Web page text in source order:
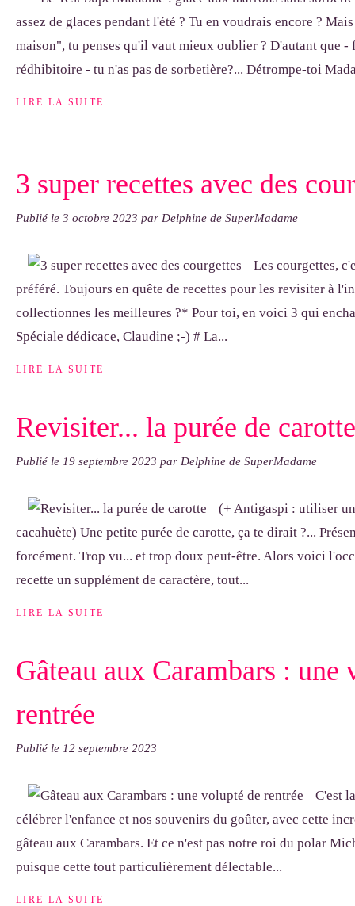
assez de glaces pendant l'été ? Tu en voudrais encore ?
maison", tu penses qu'il vaut mieux oublier ? D'autant que -
rédhibitoire - tu n'as pas de sorbetière?... Détrompe-toi
LIRE LA SUITE
3 super recettes avec des
Publié le 3 octobre 2023 par Delphine de SuperMadame
Les courgettes,
préféré. Toujours en quête de recettes pour les revisiter à
collectionnes les meilleures ?* Pour toi, en voici 3 qui
Spéciale dédicace, Claudine ;-) # La...
LIRE LA SUITE
Revisiter... la purée de carotte
Publié le 19 septembre 2023 par Delphine de SuperMadame
(+ Antigaspi : utiliser
cacahuète) Une petite purée de carotte, ça te dirait ?...
forcément. Trop vu... et trop doux peut-être. Alors voici
recette un supplément de caractère, tout...
LIRE LA SUITE
Gâteau aux Carambars : une
rentrée
Publié le 12 septembre 2023
C'est
célébrer l'enfance et nos souvenirs du goûter, avec cette
gâteau aux Carambars. Et ce n'est pas notre roi du polar
puisque cette tout particulièrement délectable...
LIRE LA SUITE